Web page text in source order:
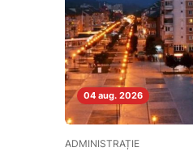
04 aug. 2026
ADMINISTRAȚIE